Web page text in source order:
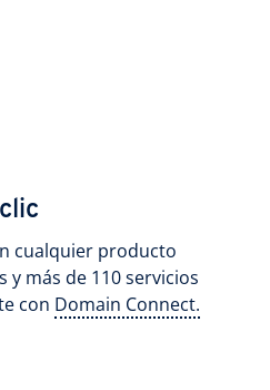
cualquier producto
y más de 110 servicios
con Domain Connect.